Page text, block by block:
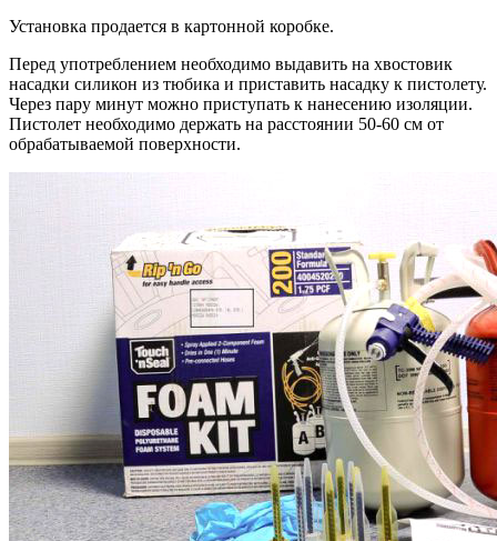
Установка продается в картонной коробке.
Перед употреблением необходимо выдавить на хвостовик
насадки силикон из тюбика и приставить насадку к пистолету.
Через пару минут можно приступать к нанесению изоляции.
Пистолет необходимо держать на расстоянии 50-60 см от
обрабатываемой поверхности.